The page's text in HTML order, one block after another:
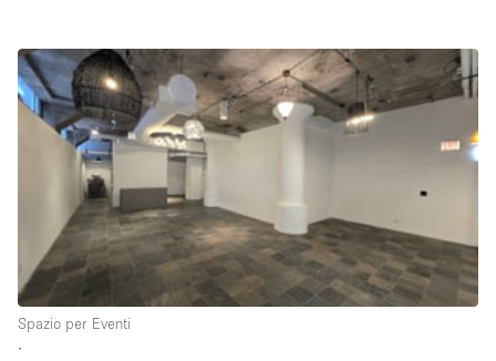
Dotazioni dello spazio
Accesso per disabili
Ampia Porta d'Ingresso
Animals Friendly
Aria condizionata
Arredamento
Ascensore
Spazio per Eventi
∙